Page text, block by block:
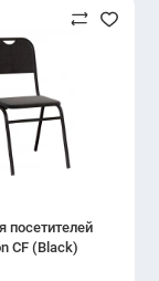
посетителей
CF (Black)